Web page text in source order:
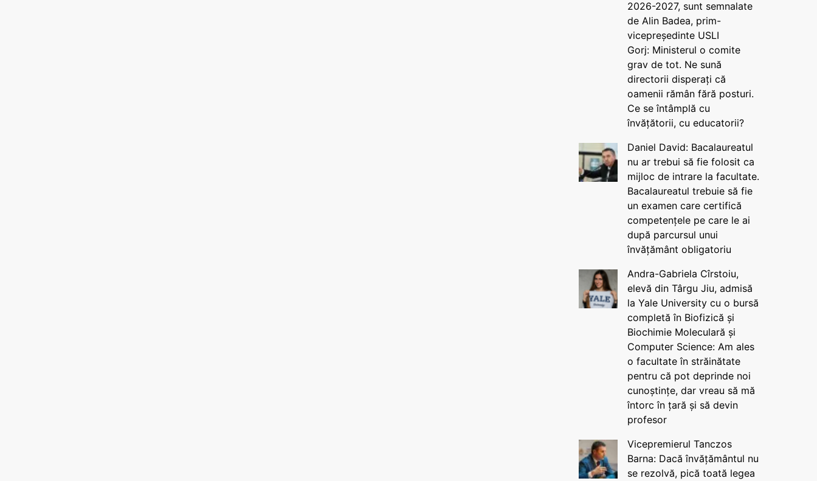
2026-2027, sunt semnalate
de Alin Badea, prim-
vicepreședinte USLI
Gorj: Ministerul o comite
grav de tot. Ne sună
directorii disperați că
oamenii rămân fără posturi.
Ce se întâmplă cu
învățătorii, cu educatorii?
Daniel David: Bacalaureatul
nu ar trebui să fie folosit ca
mijloc de intrare la facultate.
Bacalaureatul trebuie să fie
un examen care certifică
competențele pe care le ai
după parcursul unui
învățământ obligatoriu
Andra-Gabriela Cîrstoiu,
elevă din Târgu Jiu, admisă
la Yale University cu o bursă
completă în Biofizică și
Biochimie Moleculară și
Computer Science: Am ales
o facultate în străinătate
pentru că pot deprinde noi
cunoștințe, dar vreau să mă
întorc în țară și să devin
profesor
Vicepremierul Tanczos
Barna: Dacă învățământul nu
se rezolvă, pică toată legea